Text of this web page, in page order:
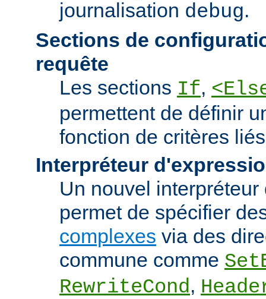
journalisation debug.
Sections de
requête
Les sections If,
permettent de définir
fonction de critères
Interpréteur
Un nouvel
permet de spécifier
complexes via des
commune comme
RewriteCond,